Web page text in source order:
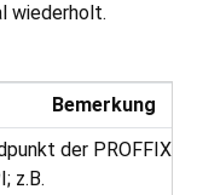
wiederholt.
Bemerkung
der PROFFIX
z.B.